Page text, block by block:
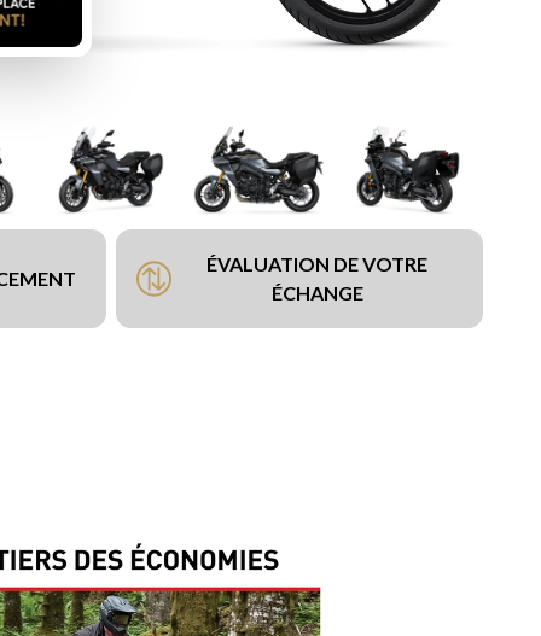
ÉVALUATION DE VOTRE
ÉCHANGE